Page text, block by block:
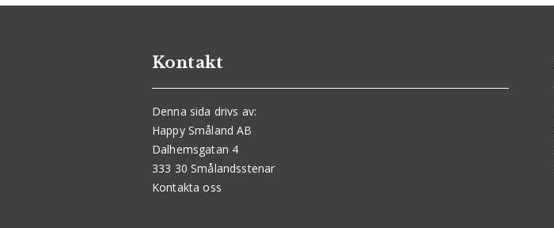
Kontakt
Denna sida drivs av:
Happy Småland AB
Dalhemsgatan 4
333 30 Smålandsstenar
Kontakta oss